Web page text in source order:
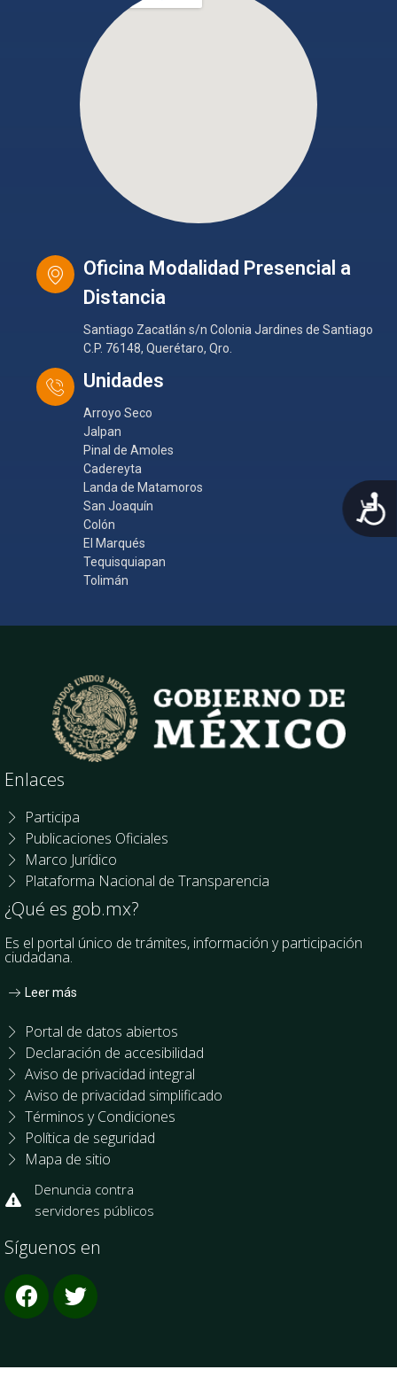
Oficina Modalidad Presencial a
Distancia
Santiago Zacatlán s/n Colonia Jardines de Santiago
C.P. 76148, Querétaro, Qro.
Unidades
Arroyo Seco
Jalpan
Pinal de Amoles
Cadereyta
Landa de Matamoros
San Joaquín
Colón
El Marqués
Tequisquiapan
Tolimán
Enlaces
Participa
Publicaciones Oficiales
Marco Jurídico
Plataforma Nacional de Transparencia
¿Qué es gob.mx?
Es el portal único de trámites, información y participación
ciudadana.
Leer más
Portal de datos abiertos
Declaración de accesibilidad
Aviso de privacidad integral
Aviso de privacidad simplificado
Términos y Condiciones
Política de seguridad
Mapa de sitio
Denuncia contra
servidores públicos
Síguenos en